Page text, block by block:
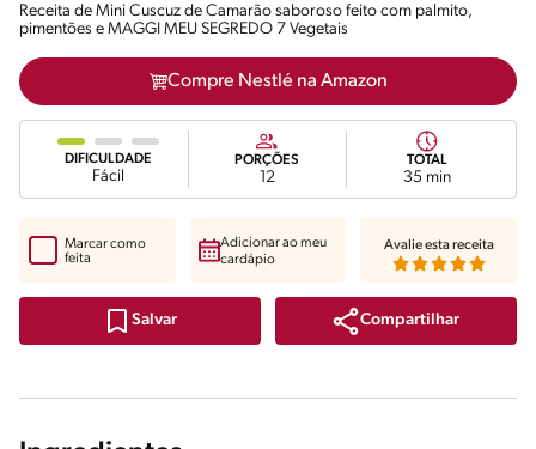
Receita de Mini Cuscuz de Camarão saboroso feito com palmito,
pimentões e MAGGI MEU SEGREDO 7 Vegetais
Compre Nestlé na Amazon
DIFICULDADE
Fácil
PORÇÕES
12
TOTAL
35 min
Salvar Compartilhar
Marcar como
feita
Adicionar ao meu
cardápio
Avalie esta receita